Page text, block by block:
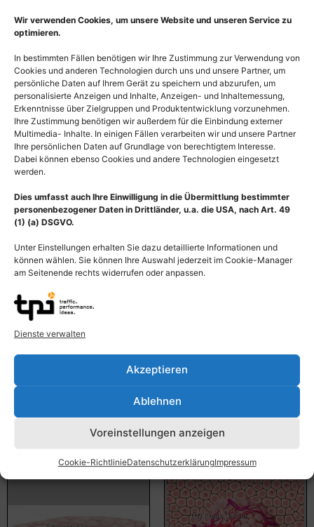
Wir verwenden Cookies, um unsere Website und unseren Service zu
optimieren.
In bestimmten Fällen benötigen wir Ihre Zustimmung zur Verwendung von
Cookies und anderen Technologien durch uns und unsere Partner, um
persönliche Daten auf Ihrem Gerät zu speichern und abzurufen, um
personalisierte Anzeigen und Inhalte, Anzeigen- und Inhaltemessung,
Erkenntnisse über Zielgruppen und Produktentwicklung vorzunehmen.
Ihre Zustimmung benötigen wir außerdem für die Einbindung externer
Multimedia- Inhalte. In einigen Fällen verarbeiten wir und unsere Partner
Ihre persönlichen Daten auf Grundlage von berechtigtem Interesse.
Dabei können ebenso Cookies und andere Technologien eingesetzt
werden.
Dies umfasst auch Ihre Einwilligung in die Übermittlung bestimmter
personenbezogener Daten in Drittländer, u.a. die USA, nach Art. 49
(1) (a) DSGVO.
Unter Einstellungen erhalten Sie dazu detaillierte Informationen und
können wählen. Sie können Ihre Auswahl jederzeit im Cookie-Manager
am Seitenende rechts widerrufen oder anpassen.
Dienste verwalten
Akzeptieren
Ablehnen
Voreinstellungen anzeigen
Cookie-RichtlinieDatenschutzerklärungImpressum
Krebs, Laserinduzierte
Thermotherapie bei
Tumor, Erhitzen von
Bildnummer: 4374
Ausführung wählen Ausführung wählen